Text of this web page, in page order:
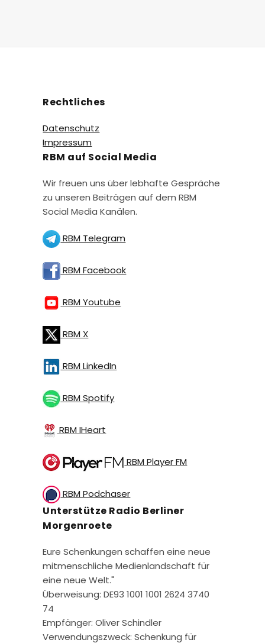
Rechtliches
Datenschutz
Impressum
RBM auf Social Media
Wir freuen uns über lebhafte Gespräche
zu unseren Beiträgen auf dem RBM
Social Media Kanälen.
RBM Telegram
RBM Facebook
RBM Youtube
RBM X
RBM LinkedIn
RBM Spotify
RBM IHeart
RBM Player FM
RBM Podchaser
Unterstütze Radio Berliner
Morgenroete
Eure Schenkungen schaffen eine neue
mitmenschliche Medienlandschaft für
eine neue Welt."
Überweisung: DE93 1001 1001 2624 3740
74
Empfänger: Oliver Schindler
Verwendungszweck: Schenkung für